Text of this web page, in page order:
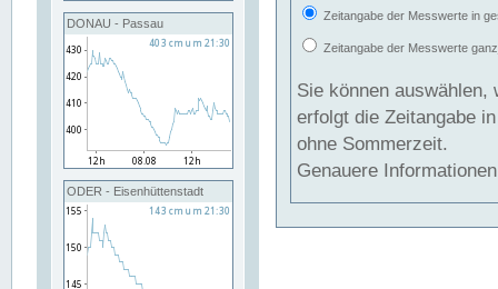
DONAU - Passau
ODER - Eisenhüttenstadt
Zeitangabe der Messwerte in
Zeitangabe der Messwerte
Sie können auswählen,
erfolgt die Zeitangabe
ohne Sommerzeit.
Genauere